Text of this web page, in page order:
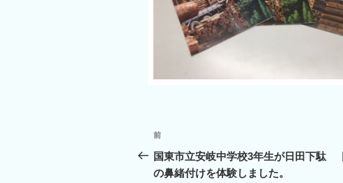
投
稿
前
の
投
前
国東市立安岐中学校3年生が日田下駄
の鼻緒付けを体験しました。